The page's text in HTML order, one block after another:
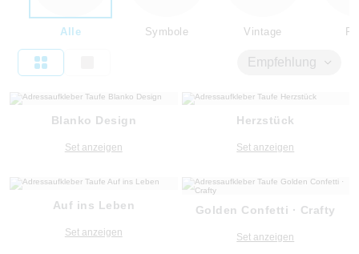
Alle Symbole Vintage
Empfehlung
Blanko Design
Set anzeigen
Herzstück
Set anzeigen
Auf ins Leben
Set anzeigen
Golden Confetti · Crafty
Set anzeigen